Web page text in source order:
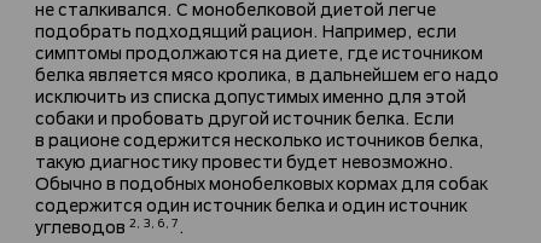
не сталкивался. С монобелковой диетой легче
подобрать подходящий рацион. Например, если
симптомы продолжаются на диете, где источником
белка является мясо кролика, в дальнейшем его надо
исключить из списка допустимых именно для этой
собаки и пробовать другой источник белка. Если
в рационе содержится несколько источников белка,
такую диагностику провести будет невозможно.
Обычно в подобных монобелковых кормах для собак
содержится один источник белка и один источник
углеводов 2, 3, 6, 7